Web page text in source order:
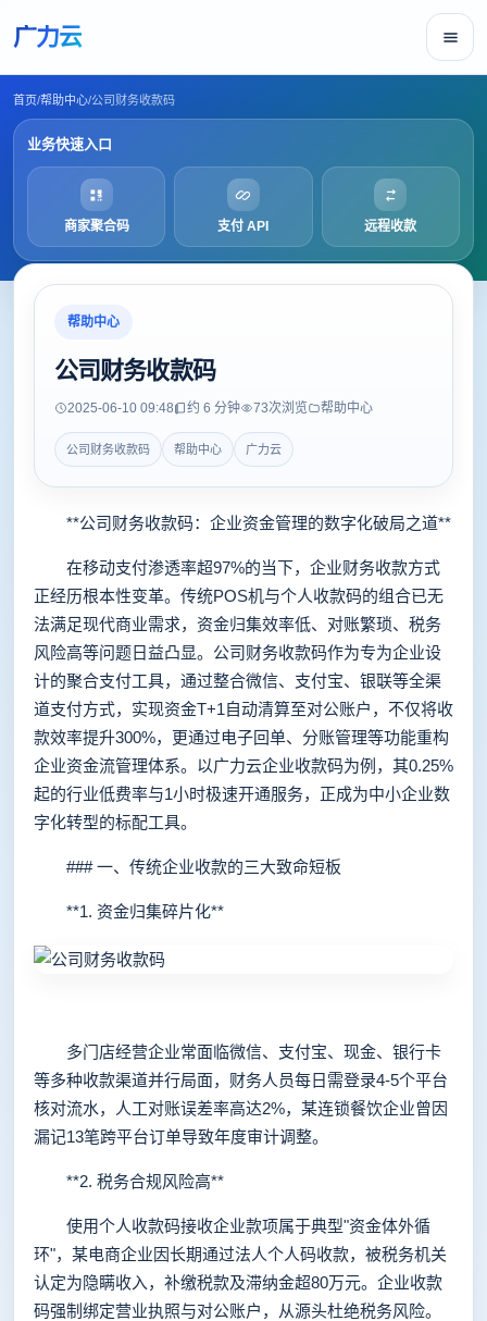
广力云
首页/帮助中心/公司财务收款码
业务快速入口
商家聚合码 支付 API 远程收款
帮助中心
公司财务收款码
2025-06-10 09:48 约 6 分钟 73次浏览 帮助中心
公司财务收款码 帮助中心 广力云
**公司财务收款码：企业资金管理的数字化破局之道**
在移动支付渗透率超97%的当下，企业财务收款方式
正经历根本性变革。传统POS机与个人收款码的组合已无
法满足现代商业需求，资金归集效率低、对账繁琐、税务
风险高等问题日益凸显。公司财务收款码作为专为企业设
计的聚合支付工具，通过整合微信、支付宝、银联等全渠
道支付方式，实现资金T+1自动清算至对公账户，不仅将收
款效率提升300%，更通过电子回单、分账管理等功能重构
企业资金流管理体系。以广力云企业收款码为例，其0.25%
起的行业低费率与1小时极速开通服务，正成为中小企业数
字化转型的标配工具。
### 一、传统企业收款的三大致命短板
**1. 资金归集碎片化**
多门店经营企业常面临微信、支付宝、现金、银行卡
等多种收款渠道并行局面，财务人员每日需登录4-5个平台
核对流水，人工对账误差率高达2%，某连锁餐饮企业曾因
漏记13笔跨平台订单导致年度审计调整。
**2. 税务合规风险高**
使用个人收款码接收企业款项属于典型"资金体外循
环"，某电商企业因长期通过法人个人码收款，被税务机关
认定为隐瞒收入，补缴税款及滞纳金超80万元。企业收款
码强制绑定营业执照与对公账户，从源头杜绝税务风险。